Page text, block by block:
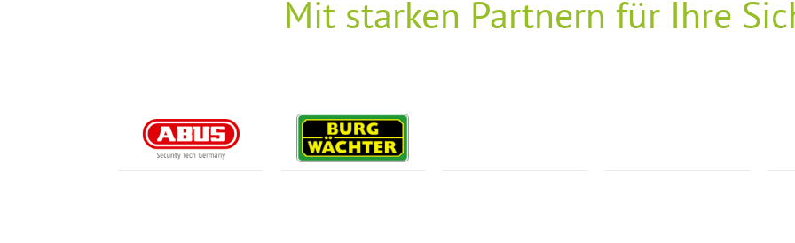
Mit starken Partnern für Ihre